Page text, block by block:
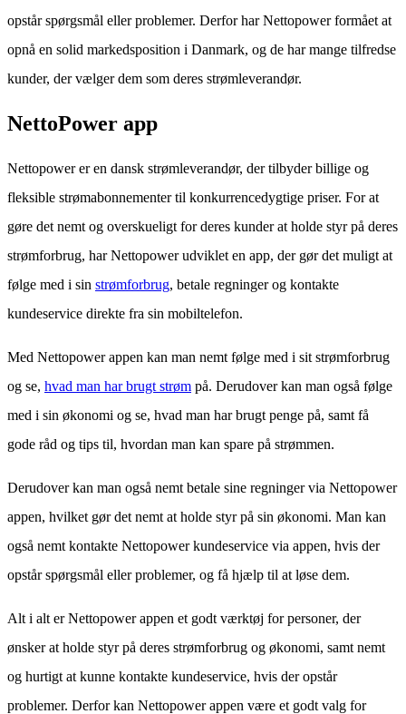
opstår spørgsmål eller problemer. Derfor har Nettopower formået at
opnå en solid markedsposition i Danmark, og de har mange tilfredse
kunder, der vælger dem som deres strømleverandør.
NettoPower app
Nettopower er en dansk strømleverandør, der tilbyder billige og
fleksible strømabonnementer til konkurrencedygtige priser. For at
gøre det nemt og overskueligt for deres kunder at holde styr på deres
strømforbrug, har Nettopower udviklet en app, der gør det muligt at
følge med i sin strømforbrug, betale regninger og kontakte
kundeservice direkte fra sin mobiltelefon.
Med Nettopower appen kan man nemt følge med i sit strømforbrug
og se, hvad man har brugt strøm på. Derudover kan man også følge
med i sin økonomi og se, hvad man har brugt penge på, samt få
gode råd og tips til, hvordan man kan spare på strømmen.
Derudover kan man også nemt betale sine regninger via Nettopower
appen, hvilket gør det nemt at holde styr på sin økonomi. Man kan
også nemt kontakte Nettopower kundeservice via appen, hvis der
opstår spørgsmål eller problemer, og få hjælp til at løse dem.
Alt i alt er Nettopower appen et godt værktøj for personer, der
ønsker at holde styr på deres strømforbrug og økonomi, samt nemt
og hurtigt at kunne kontakte kundeservice, hvis der opstår
problemer. Derfor kan Nettopower appen være et godt valg for